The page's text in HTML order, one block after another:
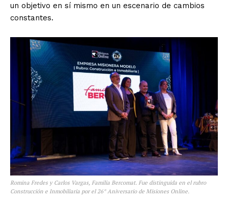
un objetivo en sí mismo en un escenario de cambios
constantes.
Romina Fredes y Carlos Vargas, Familia Bercomat. Fue distinguida en el rubro
Construcción e Inmobiliaria por el 26° Aniversario de Misiones Online.